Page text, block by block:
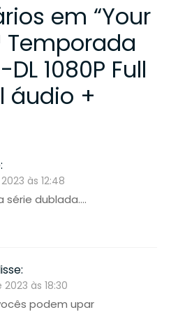
em “Your
Temporada
DL 1080P Full
áudio +
às 12:48
série dublada….
às 18:30
podem upar